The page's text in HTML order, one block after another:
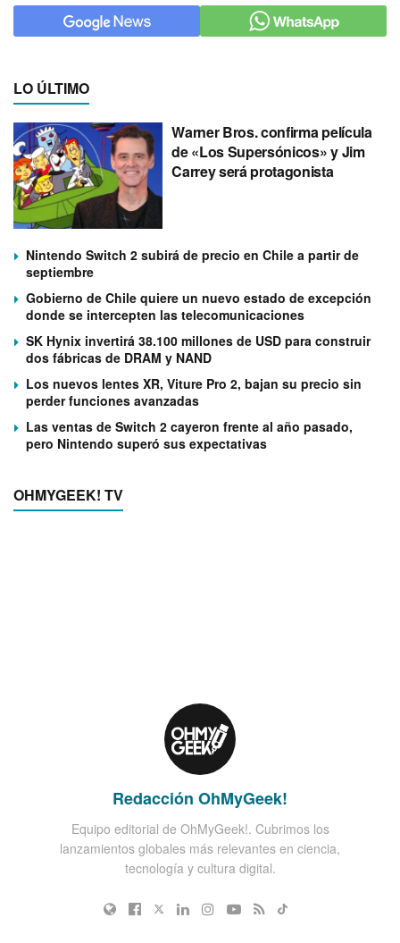
LO ÚLTIMO
Warner Bros. confirma película
de «Los Supersónicos» y Jim
Carrey será protagonista
Nintendo Switch 2 subirá de precio en Chile a partir de
septiembre
Gobierno de Chile quiere un nuevo estado de excepción
donde se intercepten las telecomunicaciones
SK Hynix invertirá 38.100 millones de USD para construir
dos fábricas de DRAM y NAND
Los nuevos lentes XR, Viture Pro 2, bajan su precio sin
perder funciones avanzadas
Las ventas de Switch 2 cayeron frente al año pasado,
pero Nintendo superó sus expectativas
OHMYGEEK! TV
Redacción OhMyGeek!
Equipo editorial de OhMyGeek!. Cubrimos los
lanzamientos globales más relevantes en ciencia,
tecnología y cultura digital.